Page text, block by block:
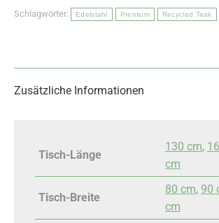
Schlagwörter:
Edelstahl Premium Recycled Teak
Zusätzliche Informationen
Tisch-Länge
130 cm,
cm
Tisch-Breite
80 cm, 90
cm